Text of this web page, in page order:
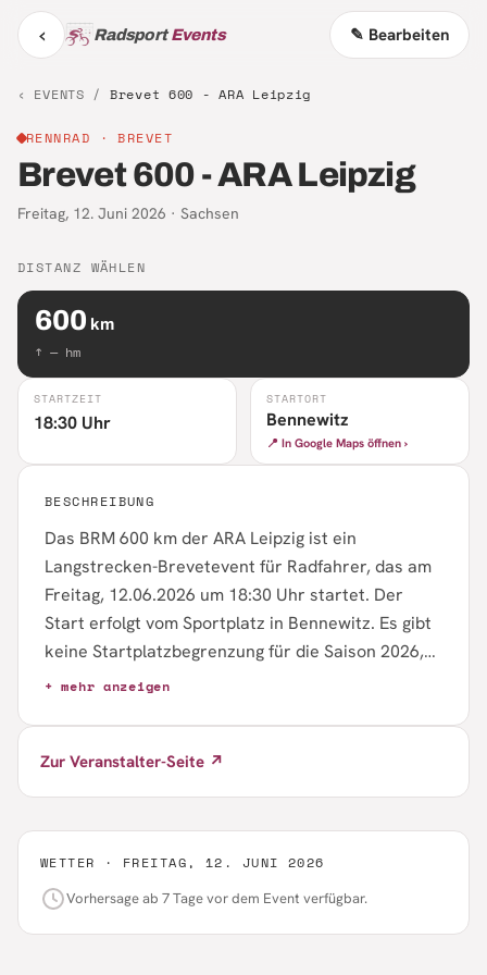
‹ RadsportEvents ✎ Bearbeiten
‹ EVENTS / Brevet 600 - ARA Leipzig
RENNRAD · BREVET
Brevet 600 - ARA Leipzig
Freitag, 12. Juni 2026 · Sachsen
STARTZEIT
18:30 Uhr
STARTORT
Bennewitz
📍 In Google Maps öffnen ›
DISTANZ WÄHLEN
600 km
↑ —hm
BESCHREIBUNG
Das BRM 600 km der ARA Leipzig ist ein
Langstrecken-Brevetevent für Radfahrer, das am
Freitag, 12.06.2026 um 18:30 Uhr startet. Der
Start erfolgt vom Sportplatz in Bennewitz. Es gibt
keine Startplatzbegrenzung für die Saison 2026,
die Anmeldung erfolgt online über das
+ mehr anzeigen
Zur Veranstalter-Seite ↗
WETTER · FREITAG, 12. JUNI 2026
Vorhersage ab 7 Tage vor dem Event verfügbar.